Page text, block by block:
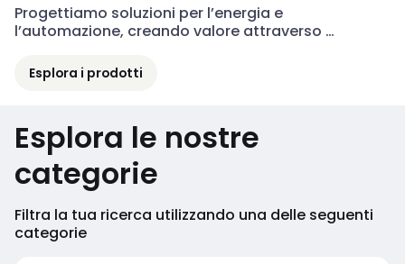
Progettiamo soluzioni per l’energia e
l’automazione, creando valore attraverso
Esplora i prodotti
Esplora le nostre
categorie
Filtra la tua ricerca utilizzando una delle seguenti
categorie